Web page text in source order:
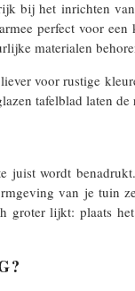
bij het inrichten
perfect voor
materialen
voor rustige
tafelblad laten
juist wordt
van je tuin
groter lijkt: plaats